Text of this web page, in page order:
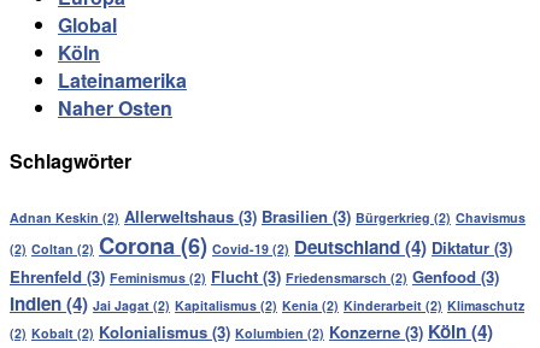
Global
Köln
Lateinamerika
Naher Osten
Schlagwörter
Adnan Keskin (2) Allerweltshaus (3) Brasilien (3) Bürgerkrieg (2) Chavismus
(2) Coltan (2) Corona(6) Covid-19 (2) Deutschland(4) Diktatur (3)
Ehrenfeld (3) Feminismus (2) Flucht (3) Friedensmarsch (2) Genfood (3)
Indien(4) Jai Jagat (2) Kapitalismus (2) Kenia (2) Kinderarbeit (2) Klimaschutz
(2) Kobalt (2) Kolonialismus (3) Kolumbien (2) Konzerne (3) Köln(4)